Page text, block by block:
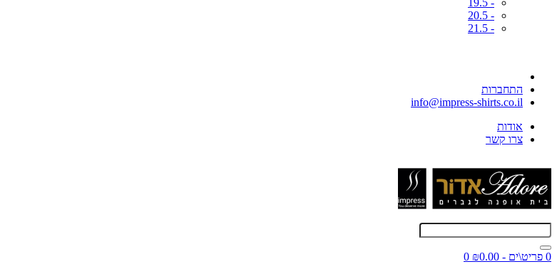
- 19.5
- 20.5
- 21.5
התחברות
info@impress-shirts.co.il
אודות
צרו קשר
0 פריט\ים - ₪0.00
0